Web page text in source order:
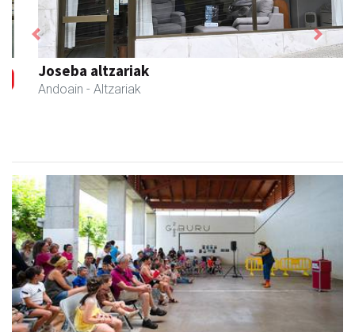
Joseba altzariak
Andoain - Altzariak
Previous Next